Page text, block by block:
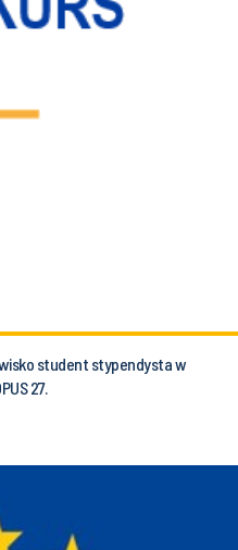
student stypendysta w
27.